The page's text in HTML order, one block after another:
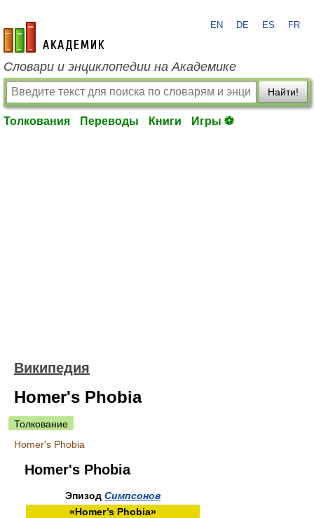
academic.ru
EN DE ES FR
Словари и энциклопедии на Академике
Найти!
Толкования Переводы Книги Игры ⚽
Википедия
Homer's Phobia
Толкование
Homer's Phobia
Homer's Phobia
Эпизод Симпсонов
«Homer’s Phobia»